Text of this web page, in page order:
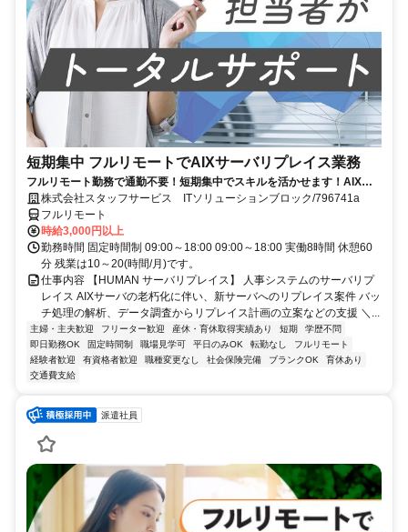
短期集中 フルリモートでAIXサーバリプレイス業務
フルリモート勤務で通勤不要！短期集中でスキルを活かせます！AIXの
経験を積むチャンス！
株式会社スタッフサービス ITソリューションブロック/796741a
フルリモート
時給3,000円以上
勤務時間 固定時間制 09:00～18:00 09:00～18:00 実働8時間 休憩60
分 残業は10～20(時間/月)です。
仕事内容 【HUMAN サーバリプレイス】 人事システムのサーバリプ
レイス AIXサーバの老朽化に伴い、新サーバへのリプレイス案件 バッ
チ処理の解析、データ調査からリプレイス計画の立案などの支援 ＼...
主婦・主夫歓迎 フリーター歓迎 産休・育休取得実績あり 短期
学歴不問
即日勤務OK
固定時間制 職場見学可 平日のみOK 転勤なし
フルリモート
経験者歓迎
有資格者歓迎 職種変更なし 社会保険完備 ブランクOK
育休あり
交通費支給
派遣社員